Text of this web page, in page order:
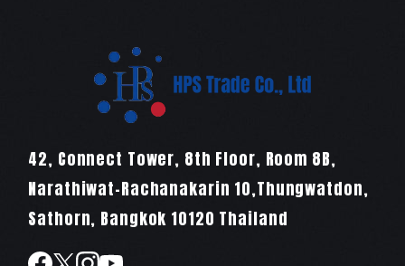
42, Connect Tower, 8th Floor, Room 8B,
Narathiwat-Rachanakarin 10,Thungwatdon,
Sathorn, Bangkok 10120 Thailand